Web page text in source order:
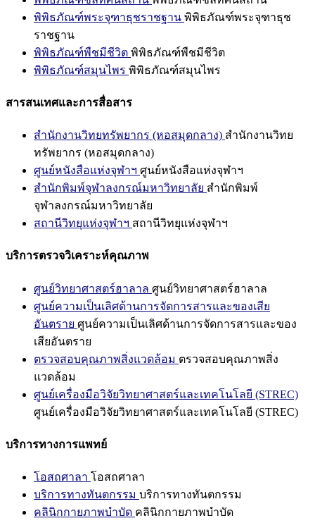
พิพิธภัณฑ์พระจุฑาธุชราชฐาน พิพิธภัณฑ์พระจุฑาธุช
ราชฐาน
พิพิธภัณฑ์พืชมีชีวิต พิพิธภัณฑ์พืชมีชีวิต
พิพิธภัณฑ์สมุนไพร พิพิธภัณฑ์สมุนไพร
สารสนเทศและการสื่อสาร
สำนักงานวิทยทรัพยากร (หอสมุดกลาง) สำนักงานวิทย
ทรัพยากร (หอสมุดกลาง)
ศูนย์หนังสือแห่งจุฬาฯ ศูนย์หนังสือแห่งจุฬาฯ
สำนักพิมพ์จุฬาลงกรณ์มหาวิทยาลัย สำนักพิมพ์
จุฬาลงกรณ์มหาวิทยาลัย
สถานีวิทยุแห่งจุฬาฯ สถานีวิทยุแห่งจุฬาฯ
บริการตรวจวิเคราะห์คุณภาพ
ศูนย์วิทยาศาสตร์ฮาลาล ศูนย์วิทยาศาสตร์ฮาลาล
ศูนย์ความเป็นเลิศด้านการจัดการสารและของเสีย
อันตราย ศูนย์ความเป็นเลิศด้านการจัดการสารและของ
เสียอันตราย
ตรวจสอบคุณภาพสิ่งแวดล้อม ตรวจสอบคุณภาพสิ่ง
แวดล้อม
ศูนย์เครื่องมือวิจัยวิทยาศาสตร์และเทคโนโลยี (STREC)
ศูนย์เครื่องมือวิจัยวิทยาศาสตร์และเทคโนโลยี (STREC)
บริการทางการแพทย์
โอสถศาลา โอสถศาลา
บริการทางทันตกรรม บริการทางทันตกรรม
คลินิกกายภาพบำบัด คลินิกกายภาพบำบัด